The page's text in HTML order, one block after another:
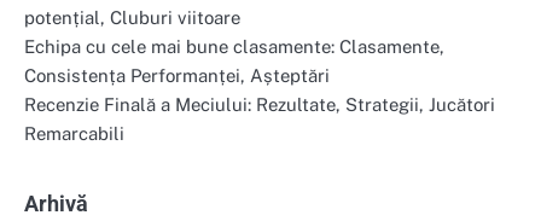
potențial, Cluburi viitoare
Echipa cu cele mai bune clasamente: Clasamente,
Consistența Performanței, Așteptări
Recenzie Finală a Meciului: Rezultate, Strategii, Jucători
Remarcabili
Arhivă